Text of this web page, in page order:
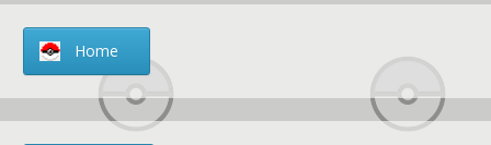
Home